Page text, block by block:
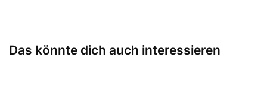
Das könnte dich auch interessieren